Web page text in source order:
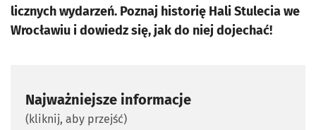
licznych wydarzeń. Poznaj historię Hali Stulecia we
Wrocławiu i dowiedz się, jak do niej dojechać!
Najważniejsze informacje
(kliknij, aby przejść)